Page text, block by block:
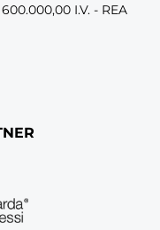
I.V. - REA